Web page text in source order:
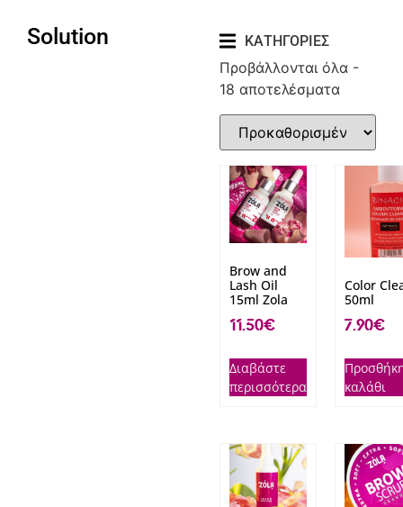
Solution ΚΑΤΗΓΟΡΙΕΣ
Προβάλλονται όλα -
18 αποτελέσματα
Brow and
Lash Oil
15ml Zola
11.50€
Διαβάστε
περισσότερα
Color
50ml
7.90€
καλάθι